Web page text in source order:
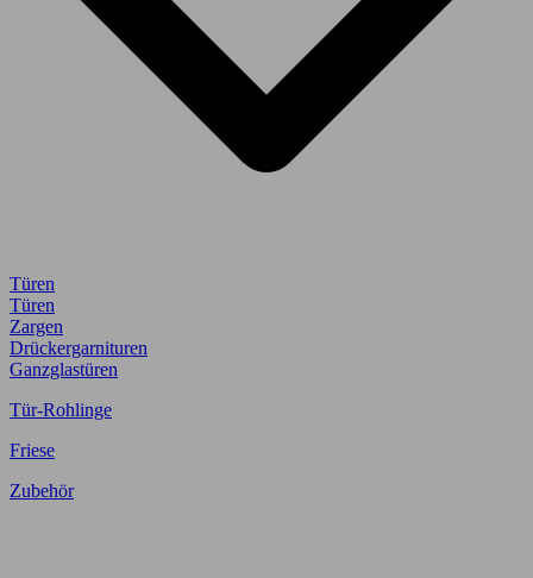
Türen
Türen
Zargen
Drückergarnituren
Ganzglastüren
Tür-Rohlinge
Friese
Zubehör